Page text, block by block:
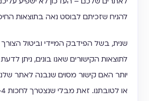
להניח שזכיתם לבוסט נאה בתוצאות
שנית, בשל הפידבק המיידי וביטול
לתוצאות הקישורים שאנו בונים, ניתן
יותר האם קישור מסוים שנבנה לאתר